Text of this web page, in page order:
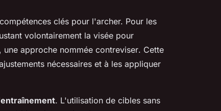
clés pour l'archer. Pour les
volontairement la visée pour
approche nommée contreviser. Cette
nécessaires et à les appliquer
. L'utilisation de cibles sans